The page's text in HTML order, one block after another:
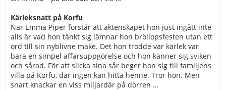
Kärleksnatt på Korfu
När Emma Piper förstår att äktenskapet hon just ingått inte
alls är vad hon tänkt sig lämnar hon bröllopsfesten utan ett
ord till sin nyblivne make. Det hon trodde var kärlek var
bara en simpel affärsuppgörelse och hon känner sig sviken
och sårad. För att slicka sina sår beger hon sig till familjens
villa på Korfu, där ingen kan hitta henne. Tror hon. Men
snart knackar en viss miljardär på dörren ...